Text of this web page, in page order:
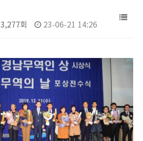
3,277회 23-06-21 14:26